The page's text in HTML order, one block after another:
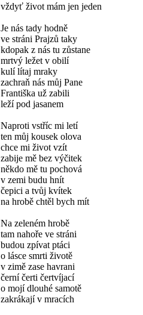
vždyť život mám jen jeden
Je nás tady hodně
ve stráni Prajzů taky
kdopak z nás tu zůstane
mrtvý ležet v obilí
kulí lítaj mraky
zachraň nás můj Pane
Františka už zabili
leží pod jasanem
Naproti vstříc mi letí
ten můj kousek olova
chce mi život vzít
zabije mě bez výčitek
někdo mě tu pochová
v zemi budu hnít
čepici a tvůj kvítek
na hrobě chtěl bych mít
Na zeleném hrobě
tam nahoře ve stráni
budou zpívat ptáci
o lásce smrti životě
v zimě zase havrani
černí čerti čertvíjací
o mojí dlouhé samotě
zakrákají v mracích